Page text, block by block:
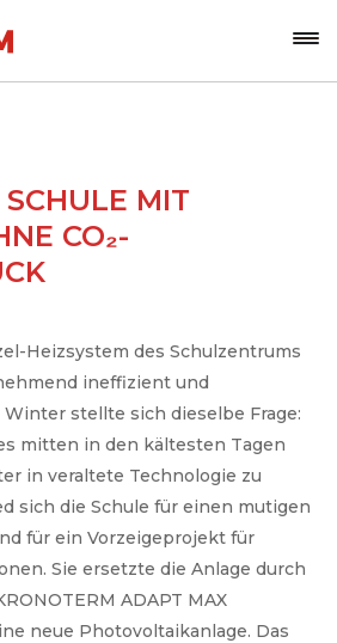
MIT
CO₂-
Heizsystem des Schulzentrums
ineffizient und
Winter stellte sich dieselbe Frage:
mitten in den kältesten Tagen
in veraltete Technologie zu
sich die Schule für einen mutigen
für ein Vorzeigeprojekt für
Sie ersetzte die Anlage durch
ADAPT MAX
neue Photovoltaikanlage. Das